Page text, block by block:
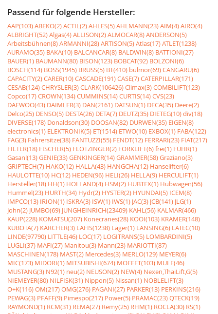
Passend für folgende Hersteller:
AAP(103)ABEKO(2)ACTIL(2)AHLES(5)AHLMANN(23)AIM(4)AIRO(4)
ALBRIGHT(52)Algas(4)ALLISON(2)ALMOCAR(8)ANDERSON(5)
Arbeitsbühnen(8)ARMANNI(28)ARTISON(5)Atlas(17)ATLET(1238)
AURAMO(35) BAKA(10) BALCANCAR(8) BALDWIN(8) BATTIONI(27)
BAUER(1) BAUMANN(80) BISON(123) BOBCAT(92) BOLZONI(6)
BOSCH(114) BOSS(1945) BRUSS(5) BT(410) bulmor(69)CANGARU(6)
CAPACITY(2)CARER(10)CASCADE(191)CASE(7)CATERPILLAR(171)
CESAB(124)CHRYSLER(3)CLARK(106426)Climax(3)COMBILIFT(123)
Copco(17)CROWN(134)CUMMINS(14)CURTIS(14)CVS(23)
DAEWOO(43) DAIMLER(3) DAN(2161) DATSUN(1) DECA(35) Deere(2)
Delco(25) DENSO(5) DESTA(26) DETA(7) DEUTZ(35) DIETEG(10)div(18)
DIVERSE(178) Donaldson(30) DOOSAN(82) DURWEN(35) EIGEN(8)
electronics(1) ELEKTRONIK(5) ET(1514) ETWO(10) EXBOX(1) FABA(122)
FAG(3) Fahrersitze(38) FANTUZZI(55) FENDT(12) FERRARI(23) FIAT(217)
FILTER(18) FISCHER(5) FLÖTZINGER(2) FORKLIFT(6)frei(1) FÜHR(1)
Gasanl(13)GENIE(33)GENKINGER(14)GRAMMER(58)Graziano(3)
GRIPTECH(7) HAKO(12) HALLA(43) HANGCHA(12) Hanselifter(6)
HAULOTTE(10) HC(12) HEDEN(96) HELI(26) HELLA(9) HERCULIFT(1)
Hersteller(18) HH(1) HOLLAND(4) HSM(2) HUBTEX(1) Hubwagen(56)
Hummel(23) HURTH(34) Hydr(2) HYSTER(2) HYUNDAI(5) ICEM(8)
IMPCO(13) IRION(1) ISKRA(3) ISW(1) IWS(1) JAC(3) JCB(141) JLG(1)
John(2) JUMBO(69) JUNGHEINRICH(23409) KAHL(56) KALMAR(466)
KAUP(228) KOMATSU(207) Konecranes(28) KOOI(103) KRAMER(148)
KUBOTA(7) KÃRCHER(3) LAFIS(1238) Lager(1) LANSING(6) LATEC(10)
LINDE(97790) LITTLE(46) LOC(17) LOGITRANS(5) LOMBARDINI(5)
LUGLI(37) MAFI(27) Manitou(3) Mann(23) MARIOTTI(87)
MASCHINEN(178) MAST(2) Mercedes(3) MERLO(129) MEYER(6)
MIC(173) MIDORI(1) MITSUBISHI(674) MOFFET(103) MULE(46)
MUSTANG(3) N92(1) neu(2) NEUSON(2) NEW(4) Nexen,ThaiLift,G(5)
NIEMEYER(80) NILFISK(31) Nippon(5) Nissan(1) NOBLELIFT(3)
O+K(116)OM(217)OMG(276) PAGANI(27) PARKER(13) PERKINS(216)
PEWAG(3) PFAFF(9) Pimespo(217) Power(5) PRAMAC(23)QTECK(19)
RAYMOND(1) RCM(31) REMA(27) Remy(25) RHM(1) ROCLA(30) RS(1)